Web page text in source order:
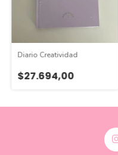
Diario Creatividad
$27.694,00